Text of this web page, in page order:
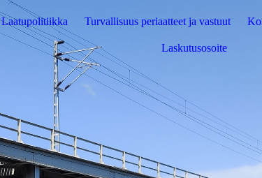
Laatupolitiikka Turvallisuus periaatteet ja vastuut
Laskutusosoite